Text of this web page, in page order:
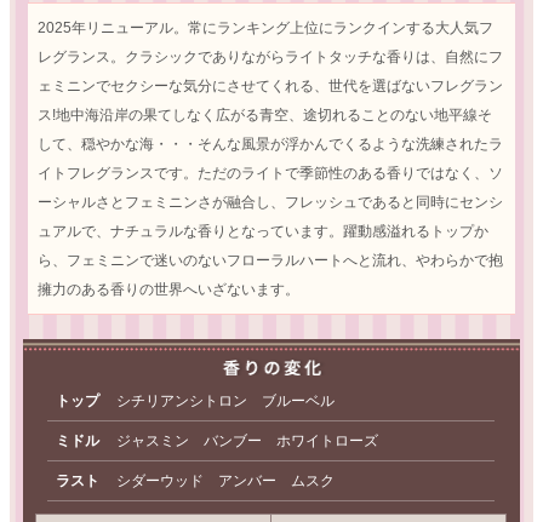
2025年リニューアル。常にランキング上位にランクインする大人気フ
レグランス。クラシックでありながらライトタッチな香りは、自然にフ
ェミニンでセクシーな気分にさせてくれる、世代を選ばないフレグラン
ス!地中海沿岸の果てしなく広がる青空、途切れることのない地平線そ
して、穏やかな海・・・そんな風景が浮かんでくるような洗練されたラ
イトフレグランスです。ただのライトで季節性のある香りではなく、ソ
ーシャルさとフェミニンさが融合し、フレッシュであると同時にセンシ
ュアルで、ナチュラルな香りとなっています。躍動感溢れるトップか
ら、フェミニンで迷いのないフローラルハートへと流れ、やわらかで抱
擁力のある香りの世界へいざないます。
トップ シチリアンシトロン ブルーベル
ミドル ジャスミン バンブー ホワイトローズ
ラスト シダーウッド アンバー ムスク